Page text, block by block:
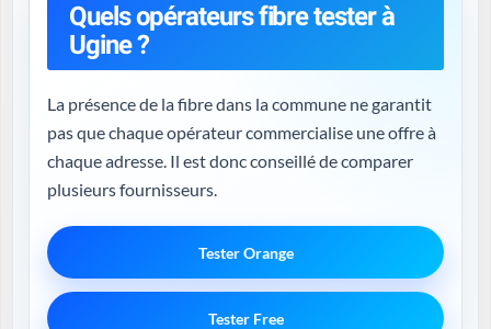
Quels opérateurs fibre tester à
Ugine ?
La présence de la fibre dans la commune ne garantit
pas que chaque opérateur commercialise une offre à
chaque adresse. Il est donc conseillé de comparer
plusieurs fournisseurs.
Tester Orange
Tester Free